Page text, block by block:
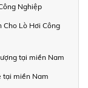
Nghiệp
Cho Lò Hơi Công
tại miền Nam
tại miền Nam